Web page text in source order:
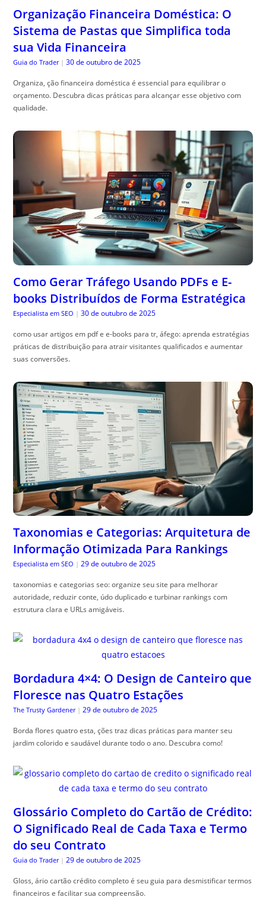
Organização Financeira Doméstica: O
Sistema de Pastas que Simplifica toda
sua Vida Financeira
Guia do Trader | 30 de outubro de 2025
Organiza, ção financeira doméstica é essencial para equilibrar o
orçamento. Descubra dicas práticas para alcançar esse objetivo com
qualidade.
Como Gerar Tráfego Usando PDFs e E-
books Distribuídos de Forma Estratégica
Especialista em SEO | 30 de outubro de 2025
como usar artigos em pdf e e-books para tr, áfego: aprenda estratégias
práticas de distribuição para atrair visitantes qualificados e aumentar
suas conversões.
Taxonomias e Categorias: Arquitetura de
Informação Otimizada Para Rankings
Especialista em SEO | 29 de outubro de 2025
taxonomias e categorias seo: organize seu site para melhorar
autoridade, reduzir conte, údo duplicado e turbinar rankings com
estrutura clara e URLs amigáveis.
Bordadura 4×4: O Design de Canteiro que
Floresce nas Quatro Estações
The Trusty Gardener | 29 de outubro de 2025
Borda flores quatro esta, ções traz dicas práticas para manter seu
jardim colorido e saudável durante todo o ano. Descubra como!
Glossário Completo do Cartão de Crédito:
O Significado Real de Cada Taxa e Termo
do seu Contrato
Guia do Trader | 29 de outubro de 2025
Gloss, ário cartão crédito completo é seu guia para desmistificar termos
financeiros e facilitar sua compreensão.